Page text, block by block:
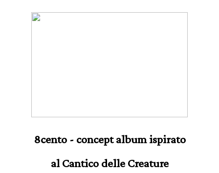
8cento - concept album ispirato
al Cantico delle Creature